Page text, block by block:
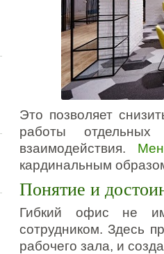
Это позволяет
работы отдельных
взаимодействия.
кардинальным
Понятие и
Гибкий офис не
сотрудником. Здесь
рабочего зала, и